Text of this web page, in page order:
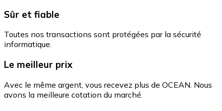
Sûr et fiable
Toutes nos transactions sont protégées par la sécurité
informatique.
Le meilleur prix
Avec le même argent, vous recevez plus de OCEAN. Nous
avons la meilleure cotation du marché.